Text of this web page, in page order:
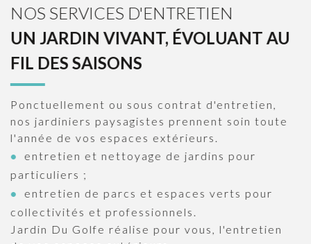
NOS SERVICES D'ENTRETIEN
UN JARDIN VIVANT, ÉVOLUANT AU
FIL DES SAISONS
Ponctuellement ou sous contrat d'entretien,
nos jardiniers paysagistes prennent soin toute
l'année de vos espaces extérieurs.
entretien et nettoyage de jardins pour
particuliers ;
entretien de parcs et espaces verts pour
collectivités et professionnels.
Jardin Du Golfe réalise pour vous, l'entretien